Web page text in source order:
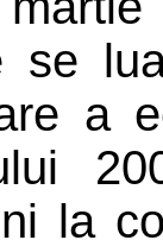
se
a
la